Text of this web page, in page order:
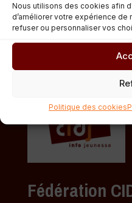
Nous utilisons des cookies afin
d’améliorer votre expérience de
refuser ou personnaliser vos
Politique des cookies
Fédération